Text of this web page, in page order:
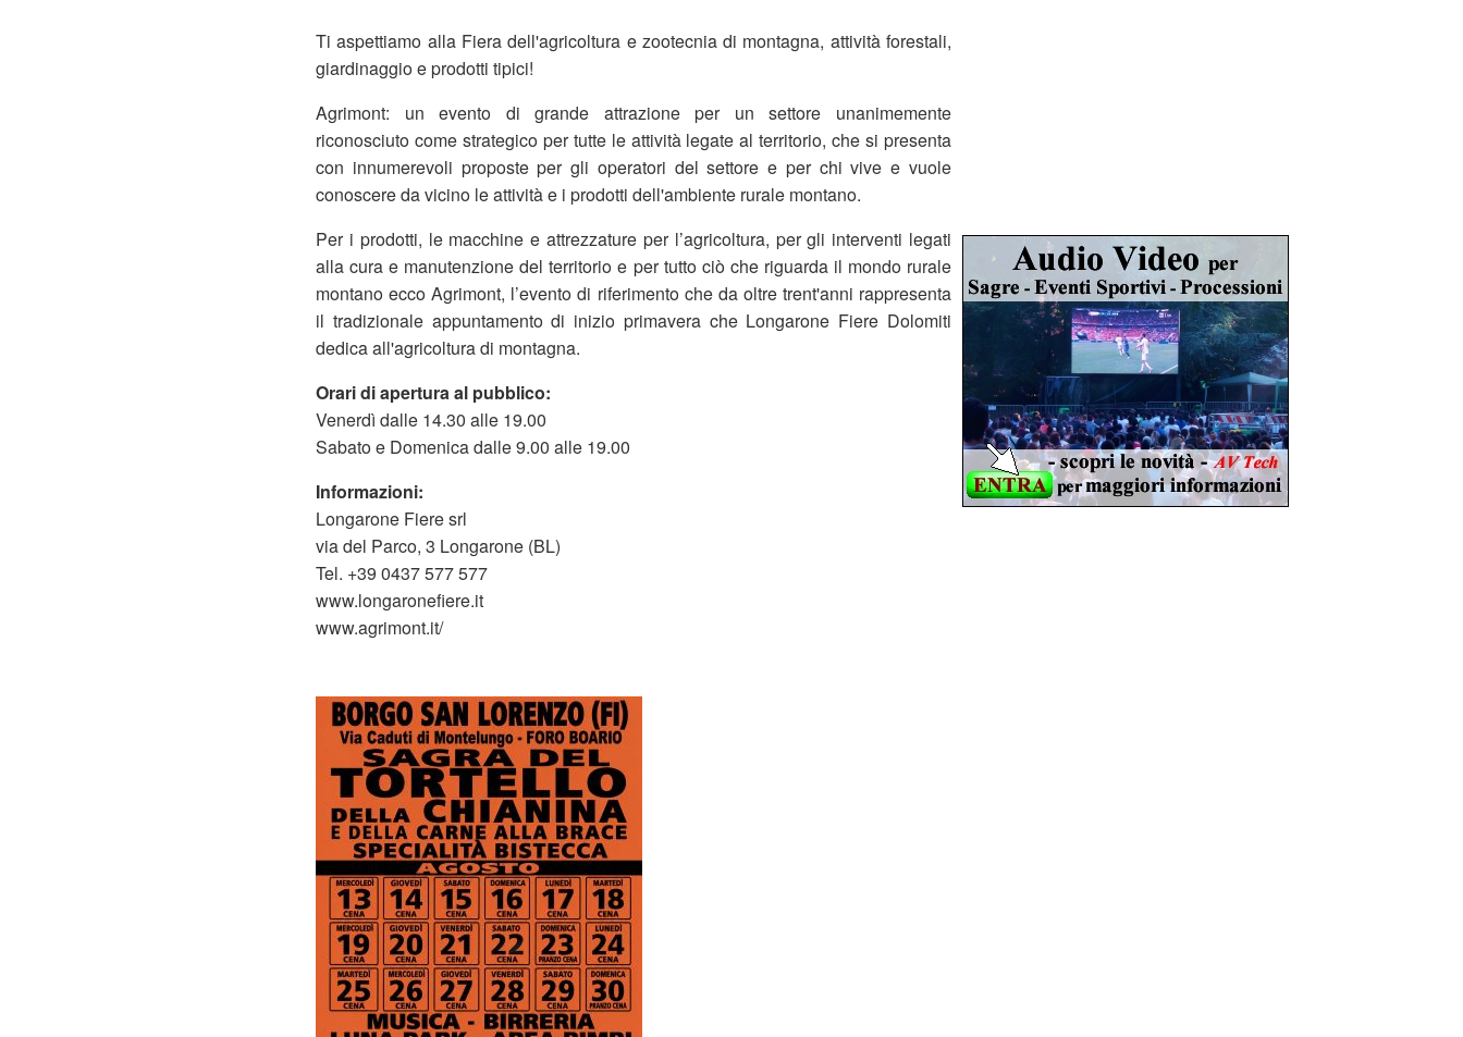
Ti aspettiamo alla Fiera dell'agricoltura e zootecnia di montagna, attività forestali,
giardinaggio e prodotti tipici!
Agrimont: un evento di grande attrazione per un settore unanimemente
riconosciuto come strategico per tutte le attività legate al territorio, che si presenta
con innumerevoli proposte per gli operatori del settore e per chi vive e vuole
conoscere da vicino le attività e i prodotti dell'ambiente rurale montano.
Per i prodotti, le macchine e attrezzature per l’agricoltura, per gli interventi legati
alla cura e manutenzione del territorio e per tutto ciò che riguarda il mondo rurale
montano ecco Agrimont, l’evento di riferimento che da oltre trent'anni rappresenta
il tradizionale appuntamento di inizio primavera che Longarone Fiere Dolomiti
dedica all'agricoltura di montagna.
Orari di apertura al pubblico:
Venerdì dalle 14.30 alle 19.00
Sabato e Domenica dalle 9.00 alle 19.00
Informazioni:
Longarone Fiere srl
via del Parco, 3 Longarone (BL)
Tel. +39 0437 577 577
www.longaronefiere.it
www.agrimont.it/